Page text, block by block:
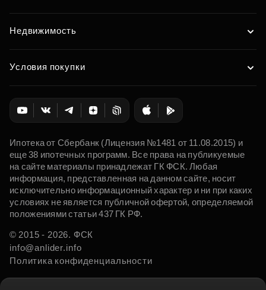
Недвижимость
Условия покупки
Ипотека от Сбербанк (Лицензия №1481 от 11.08.2015) и
еще 38 ипотечных программ. Все права на публикуемые
на сайте материалы принадлежат ГК ФСК. Любая
информация, представленная на данном сайте, носит
исключительно информационный характер и ни при каких
условиях не является публичной офертой, определяемой
положениями статьи 437 ГК РФ.
© 2015 - 2026. ФСК
info@anlider.info
Политика конфиденциальности